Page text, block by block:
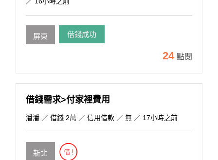
屏東 借錢成功
24 點閱
借錢需求>付家裡費用
潘潘 ／ 借錢 2萬 ／ 信用借款 ／ 無 ／ 17小時之前
新北